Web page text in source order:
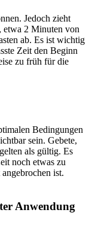
Jedoch zieht
etwa 2 Minuten von
ab. Es ist wichtig
Zeit den Beginn
zu früh für die
Bedingungen
sein. Gebete,
als gültig. Es
noch etwas zu
ist.
Anwendung